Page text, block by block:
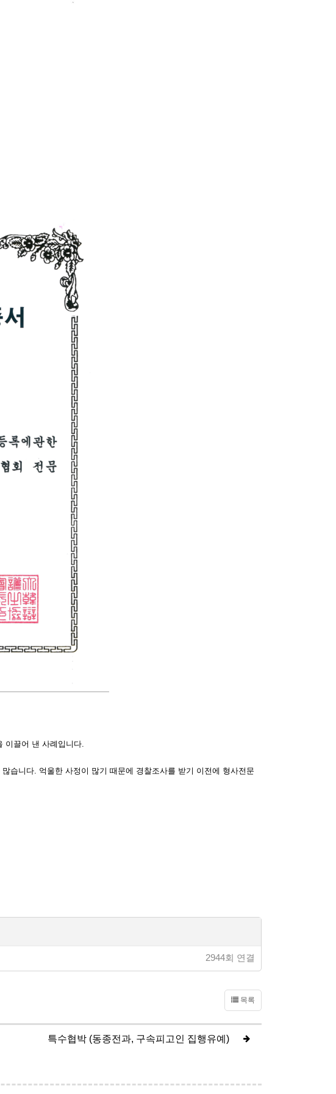
이끌어 낸 사례입니다.
습니다. 억울한 사정이 많기 때문에 경찰조사를 받기 이전에 형사전문
2944회 연결
목록
특수협박 (동종전과, 구속피고인 집행유예)